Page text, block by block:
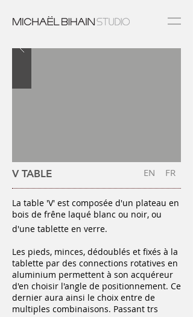
V TABLE EN FR
La table 'V' est composée d'un plateau en
bois de frêne laqué blanc ou noir, ou
d'une tablette en verre.
Les pieds, minces, dédoublés et fixés à la
tablette par des connections rotatives en
aluminium permettent à son acquéreur
d'en choisir l'angle de positionnement. Ce
dernier aura ainsi le choix entre de
multiples combinaisons. Passant trs